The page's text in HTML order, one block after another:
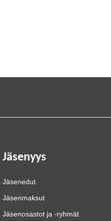
Jäsenyys
Jäsenedut
Jäsenmaksut
Jäsenosastot ja -ryhmät